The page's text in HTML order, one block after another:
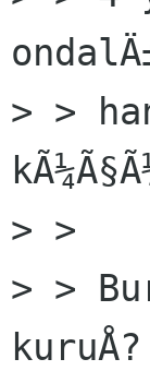
> >
> >
> >